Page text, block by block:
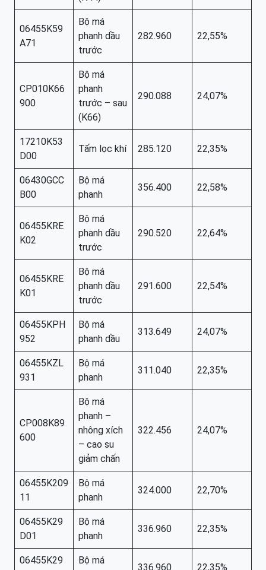
06455K59
A71
Bộ má
phanh dầu
trước
282.960 22,55%
CP010K66
900
Bộ má
phanh
trước – sau
(K66)
290.088 24,07%
17210K53
D00
Tấm lọc khí 285.120 22,35%
06430GCC
B00
Bộ má
phanh
356.400 22,58%
06455KRE
K02
Bộ má
phanh dầu
trước
290.520 22,64%
06455KRE
K01
Bộ má
phanh dầu
trước
291.600 22,54%
06455KPH
952
Bộ má
phanh dầu
313.649 24,07%
06455KZL
931
Bộ má
phanh
311.040 22,35%
CP008K89
600
Bộ má
phanh –
nhông xích
– cao su
giảm chấn
322.456 24,07%
06455K209
11
Bộ má
phanh
324.000 22,70%
06455K29
D01
Bộ má
phanh
336.960 22,35%
06455K29
Bộ má
336.960 22,35%